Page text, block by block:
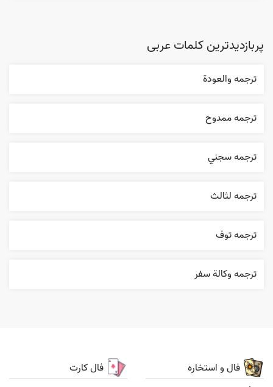
پربازدیدترین کلمات عربی
ترجمه والعودة
ترجمه ممدوح
ترجمه سجني
ترجمه لثالث
ترجمه توف
ترجمه وکالة سفر
فال و استخاره فال کارت